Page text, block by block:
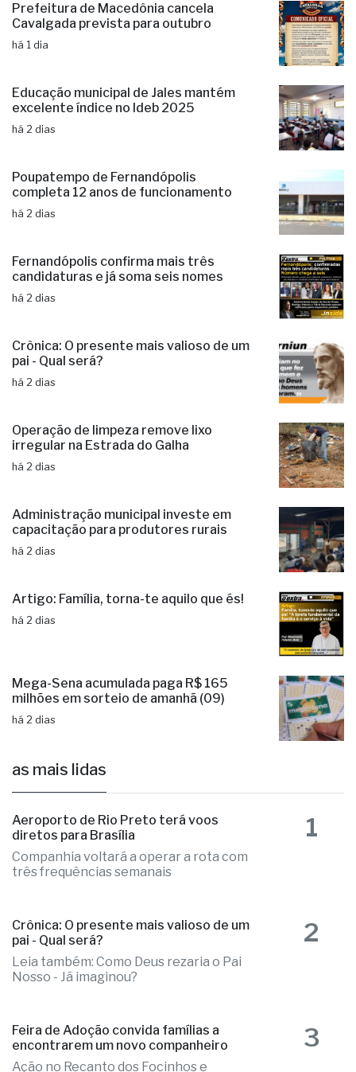
Prefeitura de Macedônia cancela
Cavalgada prevista para outubro
há 1 dia
Educação municipal de Jales mantém
excelente índice no Ideb 2025
há 2 dias
Poupatempo de Fernandópolis
completa 12 anos de funcionamento
há 2 dias
Fernandópolis confirma mais três
candidaturas e já soma seis nomes
há 2 dias
Crônica: O presente mais valioso de um
pai - Qual será?
há 2 dias
Operação de limpeza remove lixo
irregular na Estrada do Galha
há 2 dias
Administração municipal investe em
capacitação para produtores rurais
há 2 dias
Artigo: Família, torna-te aquilo que és!
há 2 dias
Mega-Sena acumulada paga R$ 165
milhões em sorteio de amanhã (09)
há 2 dias
as mais lidas
Aeroporto de Rio Preto terá voos
diretos para Brasília
Companhia voltará a operar a rota com
três frequências semanais
1
Crônica: O presente mais valioso de um
pai - Qual será?
Leia também: Como Deus rezaria o Pai
Nosso - Já imaginou?
2
Feira de Adoção convida famílias a
encontrarem um novo companheiro
Ação no Recanto dos Focinhos e
3